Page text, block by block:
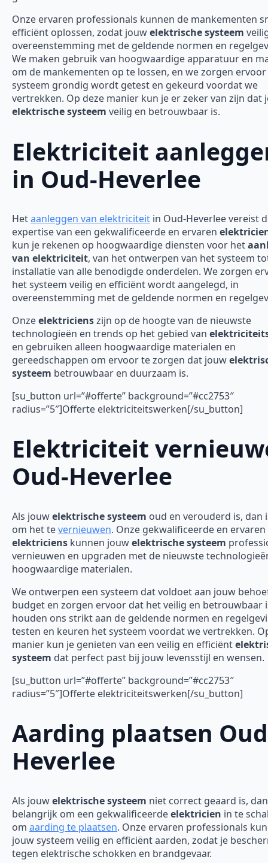
Onze ervaren professionals kunnen de mankementen
efficiënt oplossen, zodat jouwelektrische systeem
overeenstemming met de geldende normen en
We maken gebruik van hoogwaardige apparatuur en
om de mankementen op te lossen, en we zorgen
systeem grondig wordt getest en gekeurd voordat we
vertrekken. Op deze manier kun je er zeker van zijn dat
elektrische systeem veilig en betrouwbaar is.
Elektriciteit
in Oud-Heverlee
Hetaanleggen van elektriciteit in Oud-Heverlee vereist
expertise van een gekwalificeerde en ervaren
kun je rekenen op hoogwaardige diensten voor het
van elektriciteit, van het ontwerpen van het systeem
installatie van alle benodigde onderdelen. We zorgen
het systeem veilig en efficiënt wordt aangelegd, in
overeenstemming met de geldende normen en
Onzeelektricienszijn op de hoogte van de nieuwste
technologieën en trends op het gebied van
en gebruiken alleen hoogwaardige materialen en
gereedschappen om ervoor te zorgen dat jouw
systeem betrouwbaar en duurzaam is.
[su_button url=”#offerte” background=”#cc2753″
radius=”5″]Offerte elektriciteitswerken[/su_button]
Elektriciteit
Oud-Heverlee
Als jouwelektrische systeem oud en verouderd is, dan
om het tevernieuwen. Onze gekwalificeerde en ervaren
elektriciens kunnen jouwelektrische systeem
vernieuwen en upgraden met de nieuwste
hoogwaardige materialen.
We ontwerpen een systeem dat voldoet aan jouw
budget en zorgen ervoor dat het veilig en betrouwbaar
houden ons strikt aan de geldende normen en
testen en keuren het systeem voordat we vertrekken.
manier kun je genieten van een veilig en efficiënt
systeem dat perfect past bij jouw levensstijl en wensen.
[su_button url=”#offerte” background=”#cc2753″
radius=”5″]Offerte elektriciteitswerken[/su_button]
Aarding plaatsen
Heverlee
Als jouwelektrische systeem niet correct geaard is,
belangrijk om een gekwalificeerdeelektricien in te
om aarding te plaatsen. Onze ervaren professionals
jouw systeem veilig en efficiënt aarden, zodat je
tegen elektrische schokken en brandgevaar.